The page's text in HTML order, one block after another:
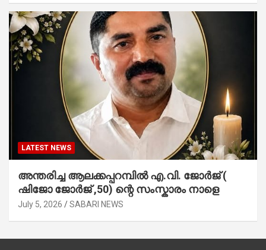
LATEST NEWS
അന്തരിച്ച ആ​ല​ക്ക​പ്പ​റമ്പിൽ​ എ.​വി. ജോ​ർ​ജ് (
ഷിജോ ജോർജ് ,50) ന്റെ സംസ്കാരം നാളെ
July 5, 2026 SABARI NEWS